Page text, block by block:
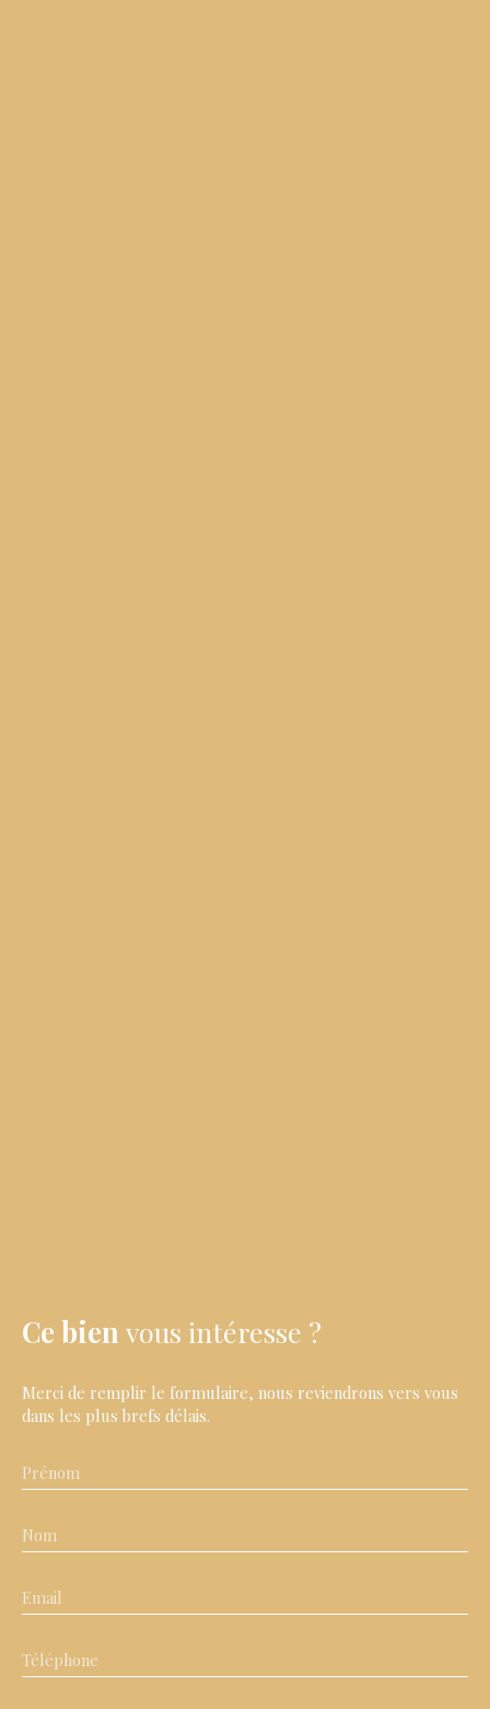
Ce bien vous intéresse ?
Merci de remplir le formulaire, nous reviendrons vers vous
dans les plus brefs délais.
Prénom
Nom
Email
Téléphone